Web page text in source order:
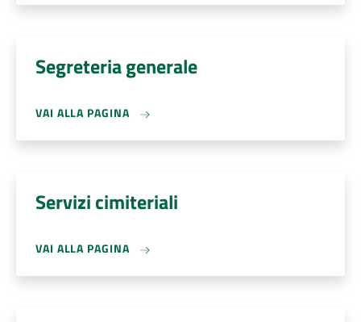
Segreteria generale
VAI ALLA PAGINA
Servizi cimiteriali
VAI ALLA PAGINA